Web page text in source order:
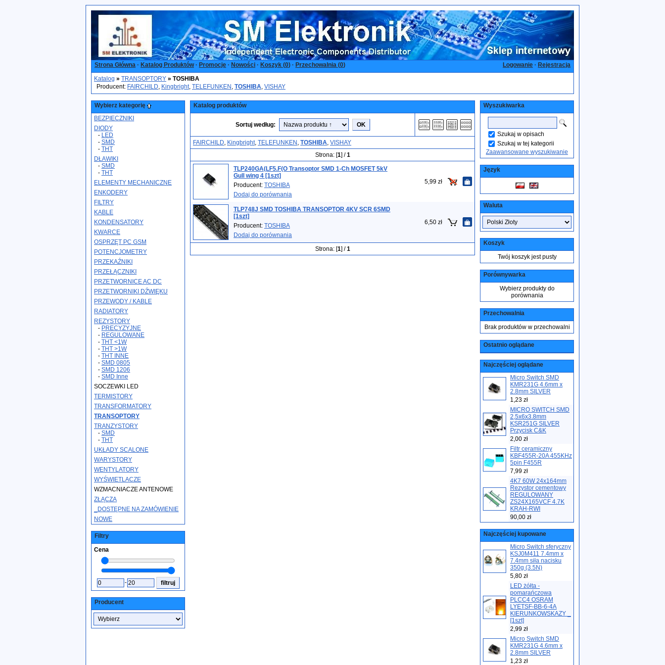
Strona Główna · Katalog Produktów· Promocje · Nowości · Koszyk (0) · Przechowalnia (0) Logowanie · Rejestracja
Katalog » TRANSOPTORY » TOSHIBA
Producent: FAIRCHILD, Kingbright, TELEFUNKEN , TOSHIBA, VISHAY
Wybierz kategorię
BEZPIECZNIKI
DIODY
- LED
- SMD
- THT
DŁAWIKI
- SMD
- THT
ELEMENTY MECHANICZNE
ENKODERY
FILTRY
KABLE
KONDENSATORY
KWARCE
OSPRZĘT PC GSM
POTENCJOMETRY
PRZEKAŹNIKI
PRZEŁĄCZNIKI
PRZETWORNICE AC DC
PRZETWORNIKI DŹWIĘKU
PRZEWODY / KABLE
RADIATORY
REZYSTORY
- PRECYZYJNE
- REGULOWANE
- THT <1W
- THT >1W
- THT INNE
- SMD 0805
- SMD 1206
- SMD Inne
SOCZEWKI LED
TERMISTORY
TRANSFORMATORY
TRANSOPTORY
TRANZYSTORY
- SMD
- THT
UKŁADY SCALONE
WARYSTORY
WENTYLATORY
WYŚWIETLACZE
WZMACNIACZE ANTENOWE
ZŁĄCZA
_DOSTĘPNE NA ZAMÓWIENIE
NOWE
Filtry
Cena
-
Producent
Katalog produktów
Sortuj według:
FAIRCHILD, Kingbright, TELEFUNKEN , TOSHIBA, VISHAY
Strona: [1] /1
TLP240GA(LF5.F(O Transoptor SMD 1-Ch MOSFET 5kV
Gull wing 4 [1szt]
Producent: TOSHIBA
Dodaj do porównania
5,99 zł
TLP748J SMD TOSHIBA TRANSOPTOR 4KV SCR 6SMD
[1szt]
Producent: TOSHIBA
Dodaj do porównania
6,50 zł
Strona: [1] /1
Wyszukiwarka
Szukaj w opisach
Szukaj w tej kategorii
Zaawansowane wyszukiwanie
Język
Waluta
Koszyk
Twój koszyk jest pusty
Porównywarka
Wybierz produkty do
porównania
Przechowalnia
Brak produktów w przechowalni
Ostatnio oglądane
Najczęściej oglądane
Micro Switch SMD
KMR231G 4.6mm x
2.8mm SILVER
1,23 zł
MICRO SWITCH SMD
2,5x6x3.8mm
KSR251G SILVER
Przycisk C&K
2,00 zł
Filtr ceramiczny
KBF455R-20A 455KHz
5pin F455R
7,99 zł
4K7 60W 24x164mm
Rezystor cementowy
REGULOWANY
ZS24X165VCF 4.7K
KRAH-RWI
90,00 zł
Najczęściej kupowane
Micro Switch sferyczny
KSJ0M411 7.4mm x
7.4mm siła nacisku
350g (3.5N)
5,80 zł
LED żółta -
pomarańczowa
PLCC4 OSRAM
LYETSF-BB-6-4A
KIERUNKOWSKAZY _
[1szt]
2,99 zł
Micro Switch SMD
KMR231G 4.6mm x
2.8mm SILVER
1,23 zł